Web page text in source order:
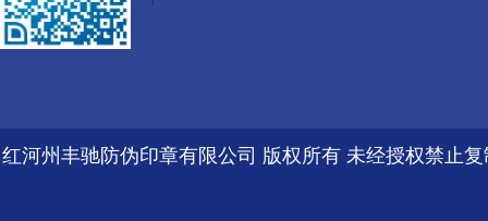
红河州丰驰防伪印章有限公司 版权所有 未经授权禁止